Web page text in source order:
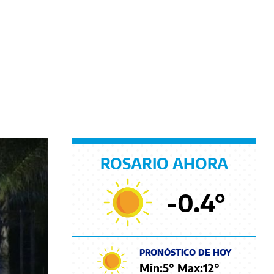
ROSARIO AHORA
-0.4°
PRONÓSTICO DE HOY
Min:5° Max:12°